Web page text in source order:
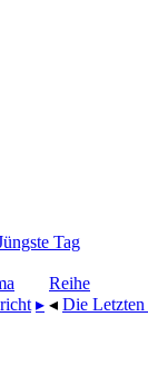
Tag
▸
Reihe
◂ Die